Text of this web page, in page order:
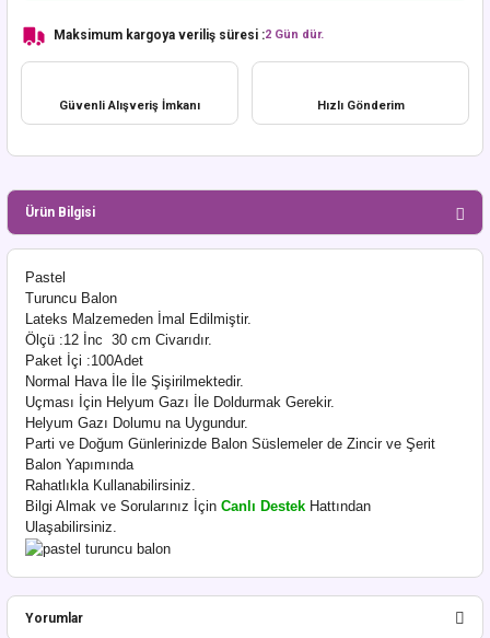
Maksimum kargoya veriliş süresi :2 Gün dür.
Güvenli Alışveriş İmkanı Hızlı Gönderim
Ürün Bilgisi
Pastel
Turuncu Balon
Lateks Malzemeden İmal Edilmiştir.
Ölçü :12 İnc 30 cm Civarıdır.
Paket İçi :100Adet
Normal Hava İle İle Şişirilmektedir.
Uçması İçin Helyum Gazı İle Doldurmak Gerekir.
Helyum Gazı Dolumu na Uygundur.
Parti ve Doğum Günlerinizde Balon Süslemeler de Zincir ve Şerit
Balon Yapımında
Rahatlıkla Kullanabilirsiniz.
Bilgi Almak ve Sorularınız İçin Canlı Destek Hattından
Ulaşabilirsiniz.
Yorumlar